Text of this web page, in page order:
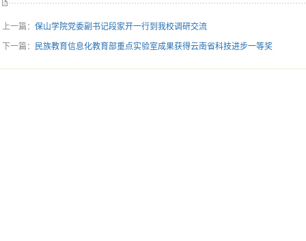
上一篇： 保山学院党委副书记段家开一行到我校调研交流
下一篇： 民族教育信息化教育部重点实验室成果获得云南省科技进步一等奖